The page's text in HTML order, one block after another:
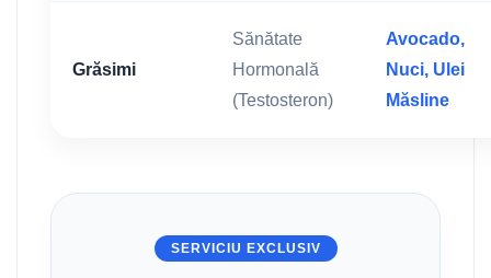
Grăsimi
Sănătate
Hormonală
(Testosteron)
Avocado,
Nuci, Ulei
Măsline
SERVICIU EXCLUSIV